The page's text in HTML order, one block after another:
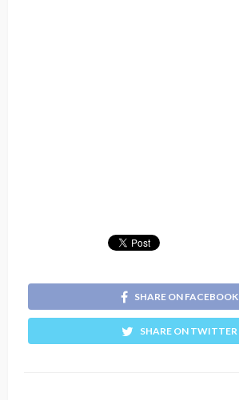
SHARE ON FACEBOOK
SHARE ON TWITTER